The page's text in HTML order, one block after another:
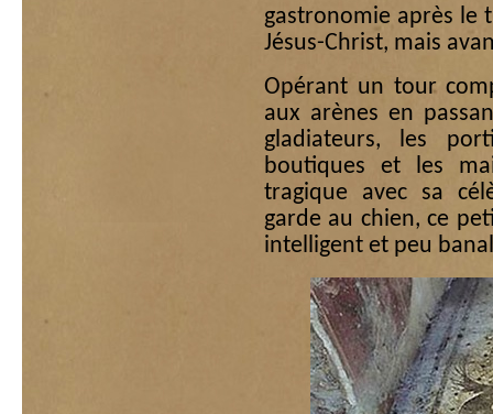
gastronomie après le
Jésus-Christ, mais
Opérant un tour
aux arènes en
gladiateurs, les
boutiques et les
tragique avec sa
garde au chien, ce
intelligent et peu